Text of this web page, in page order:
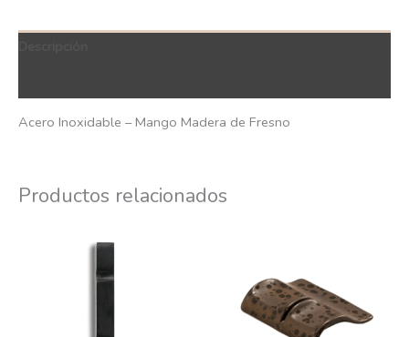
Acero Inoxidable – Mango Madera de Fresno
Productos relacionados